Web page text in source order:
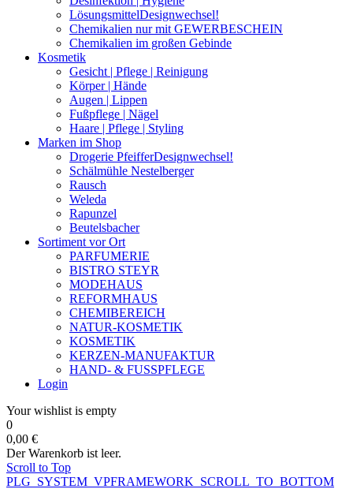
LösungsmittelDesignwechsel!
Chemikalien nur mit GEWERBESCHEIN
Chemikalien im großen Gebinde
Kosmetik
Gesicht | Pflege | Reinigung
Körper | Hände
Augen | Lippen
Fußpflege | Nägel
Haare | Pflege | Styling
Marken im Shop
Drogerie PfeifferDesignwechsel!
Schälmühle Nestelberger
Rausch
Weleda
Rapunzel
Beutelsbacher
Sortiment vor Ort
PARFUMERIE
BISTRO STEYR
MODEHAUS
REFORMHAUS
CHEMIBEREICH
NATUR-KOSMETIK
KOSMETIK
KERZEN-MANUFAKTUR
HAND- & FUSSPFLEGE
Login
Your wishlist is empty
0
0,00 €
Der Warenkorb ist leer.
Scroll to Top
PLG_SYSTEM_VPFRAMEWORK_SCROLL_TO_BOTTOM